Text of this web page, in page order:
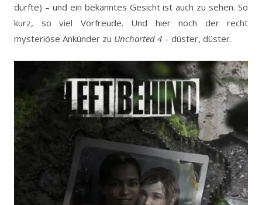
dürfte) – und ein bekanntes Gesicht ist auch zu sehen. So
kurz, so viel Vorfreude. Und hier noch der recht
mysteriöse Ankünder zu Uncharted 4 – düster, düster.